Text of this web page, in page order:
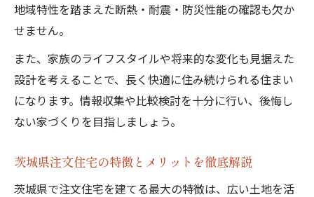
地域特性を踏まえた断熱・耐震・防災性能の確認も欠か
せません。
また、家族のライフスタイルや将来的な変化も見据えた
設計を考えることで、長く快適に住み続けられる住まい
になります。情報収集や比較検討を十分に行い、後悔し
ない家づくりを目指しましょう。
茨城県注文住宅の特徴とメリットを徹底解説
茨城県で注文住宅を建てる最大の特徴は、広い土地を活